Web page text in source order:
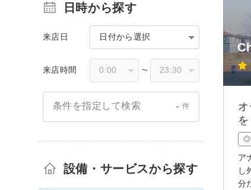
を
◎
ア
し
分
日時から探す
来店日 日付から選択
来店時間 〜
条件を指定して検索 - 件
設備・サービスから探す